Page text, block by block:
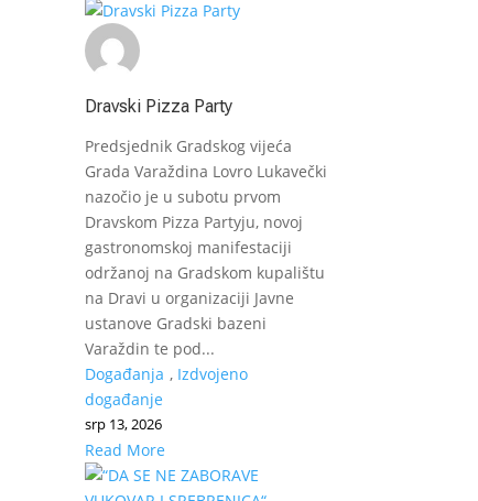
Dravski Pizza Party
Predsjednik Gradskog vijeća
Grada Varaždina Lovro Lukavečki
nazočio je u subotu prvom
Dravskom Pizza Partyju, novoj
gastronomskoj manifestaciji
održanoj na Gradskom kupalištu
na Dravi u organizaciji Javne
ustanove Gradski bazeni
Varaždin te pod...
Događanja , Izdvojeno
događanje
srp 13, 2026
Read More